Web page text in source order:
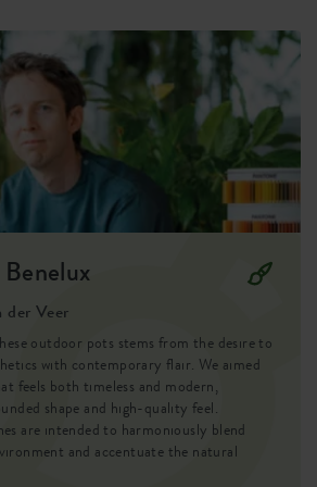
nej
ja
8711904333195
0724829042500
der Veer
outdoor pots stems from the desire to
with contemporary flair. We aimed
feels both timeless and modern,
shape and high-quality feel.
are intended to harmoniously blend
and accentuate the natural